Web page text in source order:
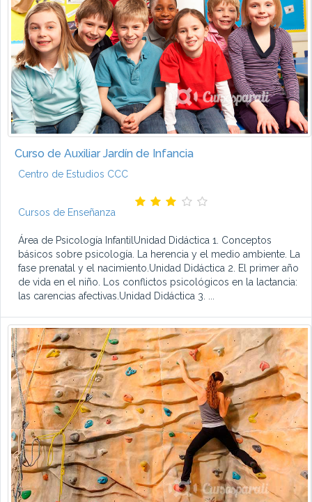
Curso de Auxiliar Jardín de Infancia
Centro de Estudios CCC
Cursos de Enseñanza
Área de Psicología InfantilUnidad Didáctica 1. Conceptos
básicos sobre psicología. La herencia y el medio ambiente. La
fase prenatal y el nacimiento.Unidad Didáctica 2. El primer año
de vida en el niño. Los conflictos psicológicos en la lactancia:
las carencias afectivas.Unidad Didáctica 3. ...